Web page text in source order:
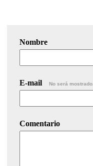
Nombre
E-mail No será mostrado.
Comentario